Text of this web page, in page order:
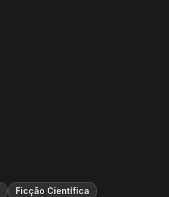
Ficção Científica